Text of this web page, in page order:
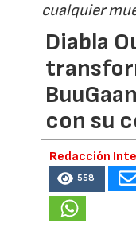
cualquier
Diabla
con su
Redacción
558